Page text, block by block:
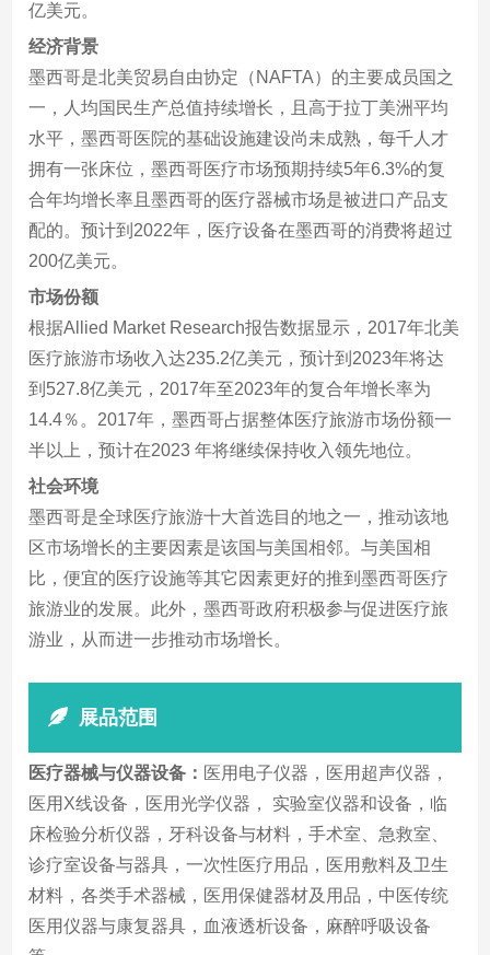
亿美元。
经济背景
墨西哥是北美贸易自由协定（NAFTA）的主要成员国之
一，人均国民生产总值持续增长，且高于拉丁美洲平均
水平，墨西哥医院的基础设施建设尚未成熟，每千人才
拥有一张床位，墨西哥医疗市场预期持续5年6.3%的复
合年均增长率且墨西哥的医疗器械市场是被进口产品支
配的。预计到2022年，医疗设备在墨西哥的消费将超过
200亿美元。
市场份额
根据Allied Market Research报告数据显示，2017年北美
医疗旅游市场收入达235.2亿美元，预计到2023年将达
到527.8亿美元，2017年至2023年的复合年增长率为
14.4％。2017年，墨西哥占据整体医疗旅游市场份额一
半以上，预计在2023 年将继续保持收入领先地位。
社会环境
墨西哥是全球医疗旅游十大首选目的地之一，推动该地
区市场增长的主要因素是该国与美国相邻。与美国相
比，便宜的医疗设施等其它因素更好的推到墨西哥医疗
旅游业的发展。此外，墨西哥政府积极参与促进医疗旅
游业，从而进一步推动市场增长。
展品范围
医疗器械与仪器设备： 医用电子仪器，医用超声仪器，
医用X线设备，医用光学仪器， 实验室仪器和设备，临
床检验分析仪器，牙科设备与材料，手术室、急救室、
诊疗室设备与器具，一次性医疗用品，医用敷料及卫生
材料，各类手术器械，医用保健器材及用品，中医传统
医用仪器与康复器具，血液透析设备，麻醉呼吸设备